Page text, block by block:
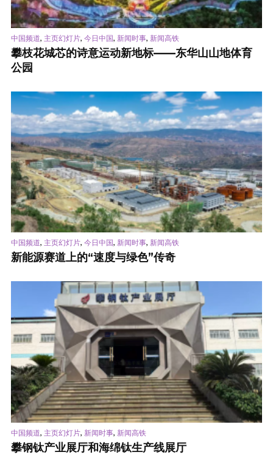
中国频道, 主页幻灯片, 今日中国, 新闻时事, 新闻高铁
攀枝花城芯的诗意运动新地标——东华山山地体育
公园
中国频道, 主页幻灯片, 今日中国, 新闻时事, 新闻高铁
新能源赛道上的“速度与绿色”传奇
中国频道, 主页幻灯片, 新闻时事, 新闻高铁
攀钢钛产业展厅和海绵钛生产线展厅